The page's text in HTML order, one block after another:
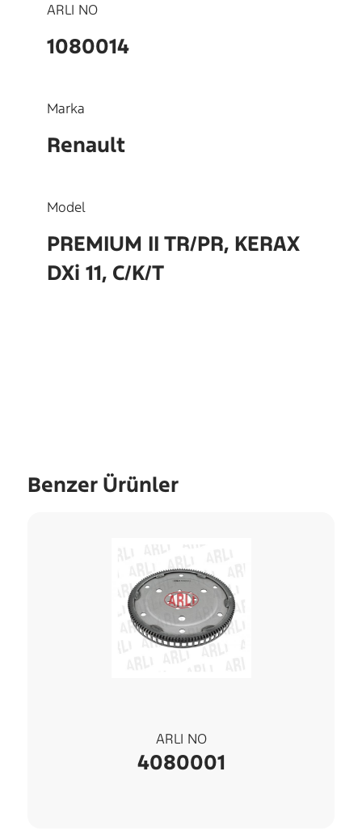
ARLI NO
1080014
Marka
Renault
Model
PREMIUM II TR/PR, KERAX
DXi 11, C/K/T
Benzer Ürünler
ARLI NO
4080001